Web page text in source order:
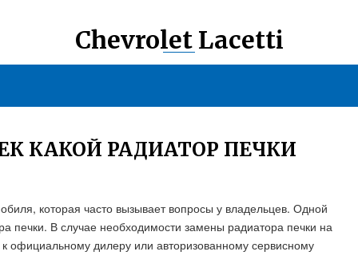
Chevrolet Lacetti
КАКОЙ РАДИАТОР ПЕЧКИ
которая часто вызывает вопросы у владельцев. Одной
печки. В случае необходимости замены радиатора печки на
официальному дилеру или авторизованному сервисному